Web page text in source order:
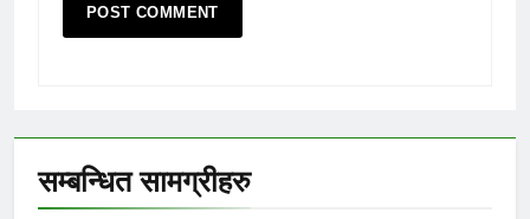
सम्बन्धित सामग्रीहरु